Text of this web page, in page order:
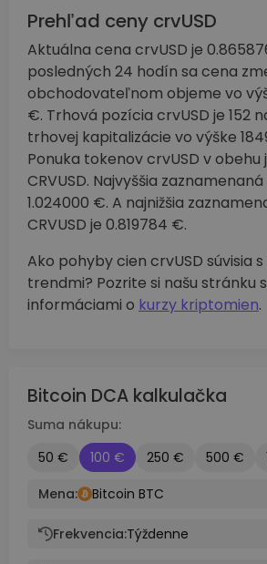
Prehľad ceny crvUSD
Aktuálna cena crvUSD je
posledných 24 hodín sa cena
obchodovateľnom objeme vo
€. Trhová pozícia crvUSD je 152
trhovej kapitalizácie vo výške
Ponuka tokenov crvUSD v obehu
CRVUSD. Najvyššia
1.024000 €. A najnižšia
CRVUSD je 0.819784 €.
Ako pohyby cien crvUSD súvisia
trendmi? Pozrite si našu stránku
informáciami o kurzy kriptomien.
Bitcoin DCA kalkulačka
Suma nákupu:
50 €
100 € 250 € 500 €
Mena:
Bitcoin BTC
Frekvencia:Týždenne